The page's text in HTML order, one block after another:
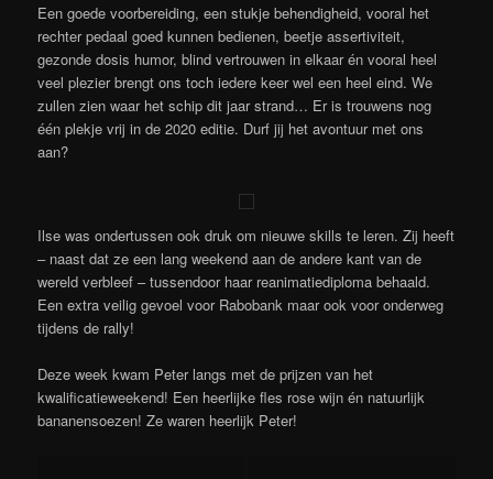
Een goede voorbereiding, een stukje behendigheid, vooral het
rechter pedaal goed kunnen bedienen, beetje assertiviteit,
gezonde dosis humor, blind vertrouwen in elkaar én vooral heel
veel plezier brengt ons toch iedere keer wel een heel eind. We
zullen zien waar het schip dit jaar strand… Er is trouwens nog
één plekje vrij in de 2020 editie. Durf jij het avontuur met ons
aan?
Ilse was ondertussen ook druk om nieuwe skills te leren. Zij heeft
– naast dat ze een lang weekend aan de andere kant van de
wereld verbleef – tussendoor haar reanimatiediploma behaald.
Een extra veilig gevoel voor Rabobank maar ook voor onderweg
tijdens de rally!
Deze week kwam Peter langs met de prijzen van het
kwalificatieweekend! Een heerlijke fles rose wijn én natuurlijk
bananensoezen! Ze waren heerlijk Peter!